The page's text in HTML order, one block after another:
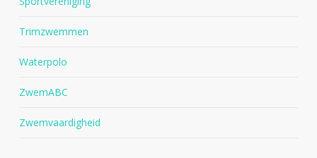
Trimzwemmen
Waterpolo
ZwemABC
Zwemvaardigheid